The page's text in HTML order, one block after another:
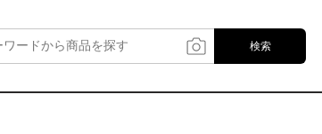
検索